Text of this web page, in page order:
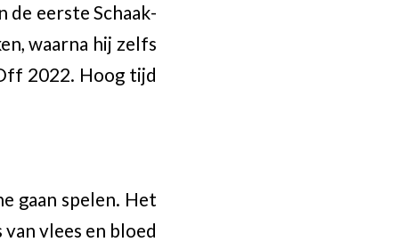
eerste Schaak-
waarna hij zelfs
2022. Hoog tijd
gaan spelen. Het
vlees en bloed